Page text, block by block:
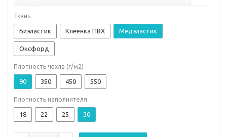
Ткань
Биэластик Клеенка ПВХ Медэластик
Оксфорд
Плотность чехла (г/м2)
90 350 450 550
Плотность наполнителя
18 22 25 30